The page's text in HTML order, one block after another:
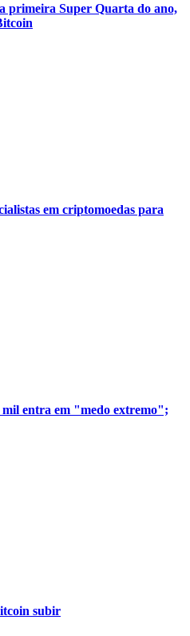
primeira Super Quarta do ano,
em criptomoedas para
entra em "medo extremo";
subir